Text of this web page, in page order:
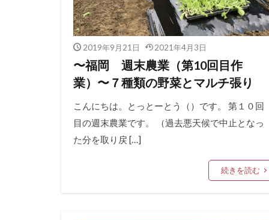
2019年9月21日 2021年4月3日
〜福岡 週末農業（第10回目作
業）〜７種類の野菜とマルチ張り
こんにちは。とっとーとう（）です。 第１０回
目の週末農業です。 （過去悪天候で中止となっ
た分を取り戻 […]
続きを読む